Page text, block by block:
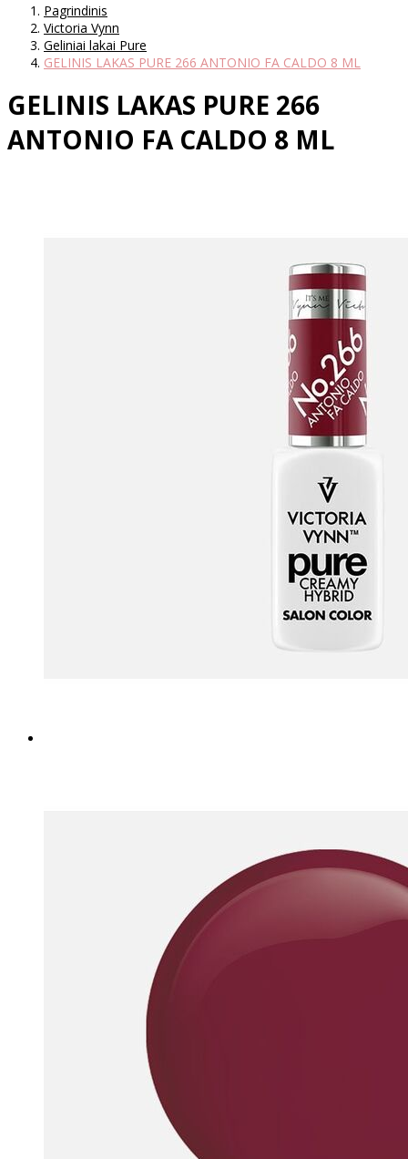
Pagrindinis
Victoria Vynn
Geliniai lakai Pure
GELINIS LAKAS PURE 266 ANTONIO FA CALDO 8 ML
GELINIS LAKAS PURE 266
ANTONIO FA CALDO 8 ML